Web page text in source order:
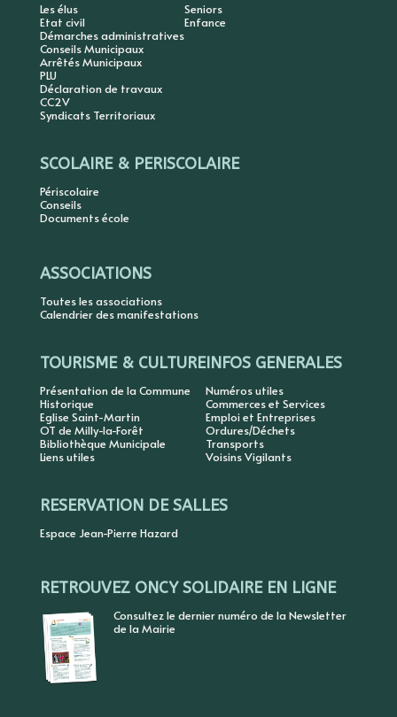
Les élus
Etat civil
Démarches administratives
Conseils Municipaux
Arrêtés Municipaux
PLU
Déclaration de travaux
CC2V
Syndicats Territoriaux
Seniors
Enfance
SCOLAIRE & PERISCOLAIRE
Périscolaire
Conseils
Documents école
ASSOCIATIONS
Toutes les associations
Calendrier des manifestations
TOURISME & CULTURE
Présentation de la Commune
Historique
Eglise Saint-Martin
OT de Milly-la-Forêt
Bibliothèque Municipale
Liens utiles
INFOS GENERALES
Numéros utiles
Commerces et Services
Emploi et Entreprises
Ordures/Déchets
Transports
Voisins Vigilants
RESERVATION DE SALLES
Espace Jean-Pierre Hazard
RETROUVEZ ONCY SOLIDAIRE EN LIGNE
Consultez le dernier numéro de la Newsletter
de la Mairie